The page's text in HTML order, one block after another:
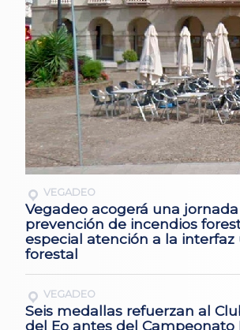
VEGADEO
Vegadeo acogerá una
prevención de incendios
especial atención a la interfaz
forestal
VEGADEO
Seis medallas refuerzan al
del Eo antes del Campeonato